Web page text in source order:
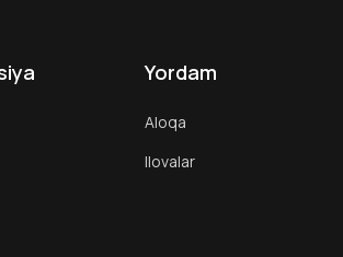
Yordam
Aloqa
Ilovalar